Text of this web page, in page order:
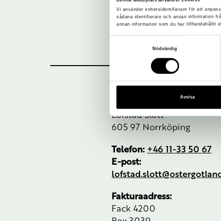
Vi använder enhetsidentifierare för att
sådana identifierare och annan information
annan information som du har tillhandahållit
Nödvändig
Avvisa
Löfstad Slott
605 97 Norrköping
Telefon: +46 11-33 50 67
E-post:
Fakturaadress:
Fack 4200